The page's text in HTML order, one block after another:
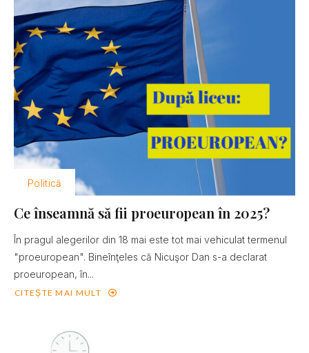
Politică
Ce înseamnă să fii proeuropean în 2025?
În pragul alegerilor din 18 mai este tot mai vehiculat termenul
"proeuropean". Bineînţeles că Nicuşor Dan s-a declarat
proeuropean, în...
CITEȘTE MAI MULT